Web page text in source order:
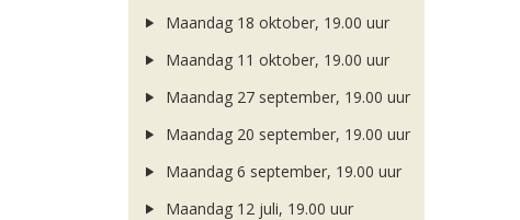
Maandag 18 oktober, 19.00 uur
Maandag 11 oktober, 19.00 uur
Maandag 27 september, 19.00 uur
Maandag 20 september, 19.00 uur
Maandag 6 september, 19.00 uur
Maandag 12 juli, 19.00 uur